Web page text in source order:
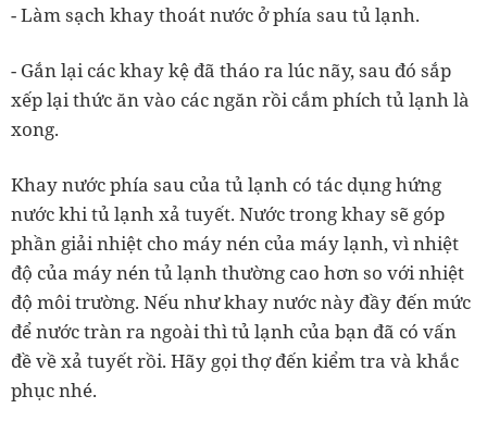
- Làm sạch khay thoát nước ở phía sau tủ lạnh.
- Gắn lại các khay kệ đã tháo ra lúc nãy, sau đó sắp
xếp lại thức ăn vào các ngăn rồi cắm phích tủ lạnh là
xong.
Khay nước phía sau của tủ lạnh có tác dụng hứng
nước khi tủ lạnh xả tuyết. Nước trong khay sẽ góp
phần giải nhiệt cho máy nén của máy lạnh, vì nhiệt
độ của máy nén tủ lạnh thường cao hơn so với nhiệt
độ môi trường. Nếu như khay nước này đầy đến mức
để nước tràn ra ngoài thì tủ lạnh của bạn đã có vấn
đề về xả tuyết rồi. Hãy gọi thợ đến kiểm tra và khắc
phục nhé.